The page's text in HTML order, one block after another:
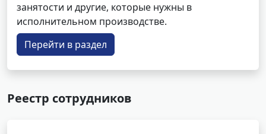
занятости и другие, которые нужны в
исполнительном производстве.
Перейти в раздел
Реестр сотрудников